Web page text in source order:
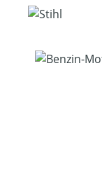
Bildergalerie